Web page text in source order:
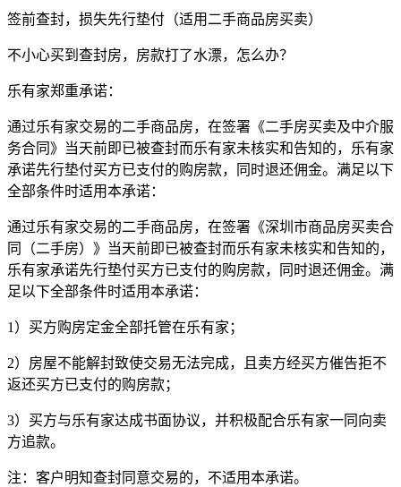
签前查封，损失先行垫付（适用二手商品房买卖）
不小心买到查封房，房款打了水漂，怎么办？
乐有家郑重承诺：
通过乐有家交易的二手商品房，在签署《二手房买卖及中介服
务合同》当天前即已被查封而乐有家未核实和告知的，乐有家
承诺先行垫付买方已支付的购房款，同时退还佣金。满足以下
全部条件时适用本承诺：
通过乐有家交易的二手商品房，在签署《深圳市商品房买卖合
同（二手房）》当天前即已被查封而乐有家未核实和告知的，
乐有家承诺先行垫付买方已支付的购房款，同时退还佣金。满
足以下全部条件时适用本承诺：
1）买方购房定金全部托管在乐有家；
2）房屋不能解封致使交易无法完成，且卖方经买方催告拒不
返还买方已支付的购房款；
3）买方与乐有家达成书面协议，并积极配合乐有家一同向卖
方追款。
注：客户明知查封同意交易的，不适用本承诺。